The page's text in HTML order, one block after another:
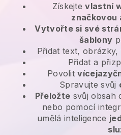
Získejtevlastní
značkovou
Vytvořte si své
šablony
Přidat text, obrázky,
Přidat a
Povolit
Spravujte svůj
Přeložte svůj obsah
nebo pomocí
umělá inteligence